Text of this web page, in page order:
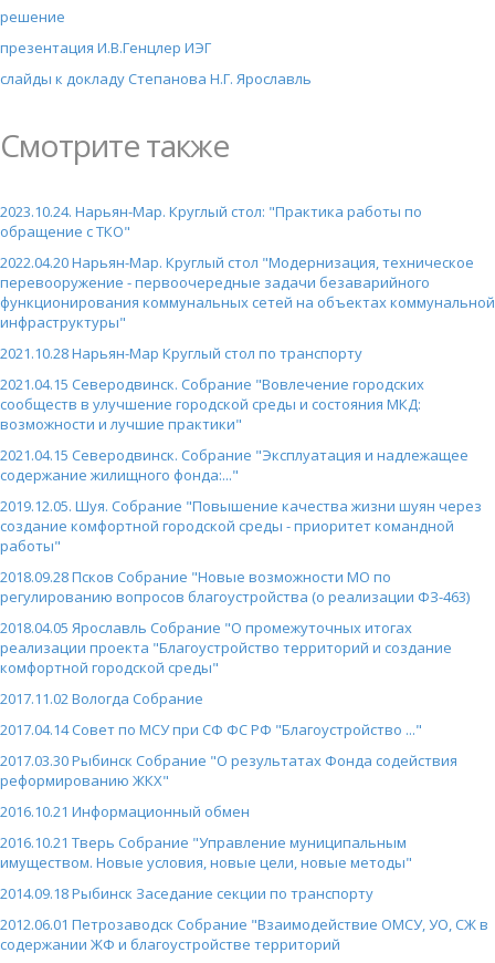
решение
презентация И.В.Генцлер ИЭГ
слайды к докладу Степанова Н.Г. Ярославль
Смотрите также
2023.10.24. Нарьян-Мар. Круглый стол: "Практика работы по
обращение с ТКО"
2022.04.20 Нарьян-Мар. Круглый стол "Модернизация, техническое
перевооружение - первоочередные задачи безаварийного
функционирования коммунальных сетей на объектах коммунальной
инфраструктуры"
2021.10.28 Нарьян-Мар Круглый стол по транспорту
2021.04.15 Северодвинск. Собрание "Вовлечение городских
сообществ в улучшение городской среды и состояния МКД:
возможности и лучшие практики"
2021.04.15 Северодвинск. Собрание "Эксплуатация и надлежащее
содержание жилищного фонда:..."
2019.12.05. Шуя. Собрание "Повышение качества жизни шуян через
создание комфортной городской среды - приоритет командной
работы"
2018.09.28 Псков Собрание "Новые возможности МО по
регулированию вопросов благоустройства (о реализации ФЗ-463)
2018.04.05 Ярославль Собрание "О промежуточных итогах
реализации проекта "Благоустройство территорий и создание
комфортной городской среды"
2017.11.02 Вологда Собрание
2017.04.14 Совет по МСУ при СФ ФС РФ "Благоустройство ..."
2017.03.30 Рыбинск Собрание "О результатах Фонда содействия
реформированию ЖКХ"
2016.10.21 Информационный обмен
2016.10.21 Тверь Собрание "Управление муниципальным
имуществом. Новые условия, новые цели, новые методы"
2014.09.18 Рыбинск Заседание секции по транспорту
2012.06.01 Петрозаводск Собрание "Взаимодействие ОМСУ, УО, СЖ в
содержании ЖФ и благоустройстве территорий